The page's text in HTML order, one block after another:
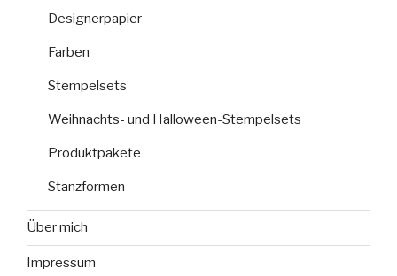
Designerpapier
Farben
Stempelsets
Weihnachts- und Halloween-Stempelsets
Produktpakete
Stanzformen
Über mich
Impressum